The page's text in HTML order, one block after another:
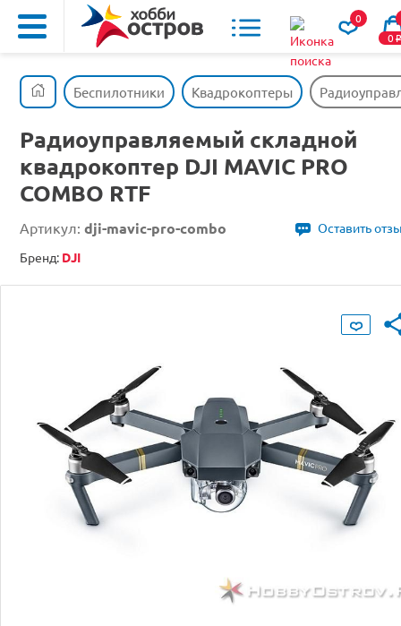
0
0o
Беспилотники Квадрокоптеры
Радиоуправляемый складной
квадрокоптер DJI MAVIC PRO
COMBO RTF
Артикул: dji-mavic-pro-combo
Оставить
Бренд: DJI